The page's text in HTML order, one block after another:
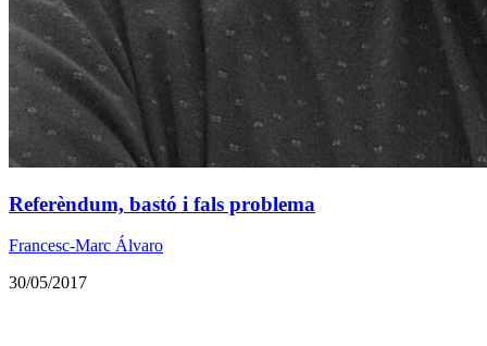
Referèndum, bastó i fals problema
Francesc-Marc Álvaro
30/05/2017